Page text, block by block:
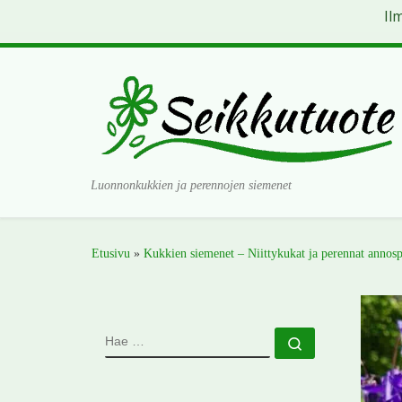
Luonnonkukkien ja perennojen siemenet
Etusivu » Kukkien siemenet – Niittykukat ja perennat
HAE